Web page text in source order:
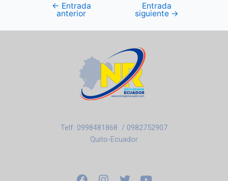
← Entrada
anterior
Entrada
siguiente →
Telf: 0998481868 / 0982752907
Quito-Ecuador
F
I
T
Y